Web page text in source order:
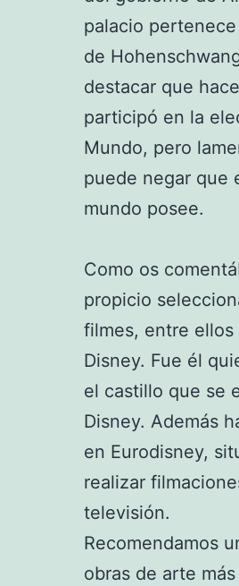
palacio
de
destacar que
participó en la
Mundo, pero
puede negar que
mundo posee.
Como os
propicio
filmes, entre ellos
Disney. Fue él
el castillo que se
Disney. Además
en Eurodisney,
realizar
televisión.
Recomendamos
obras de arte